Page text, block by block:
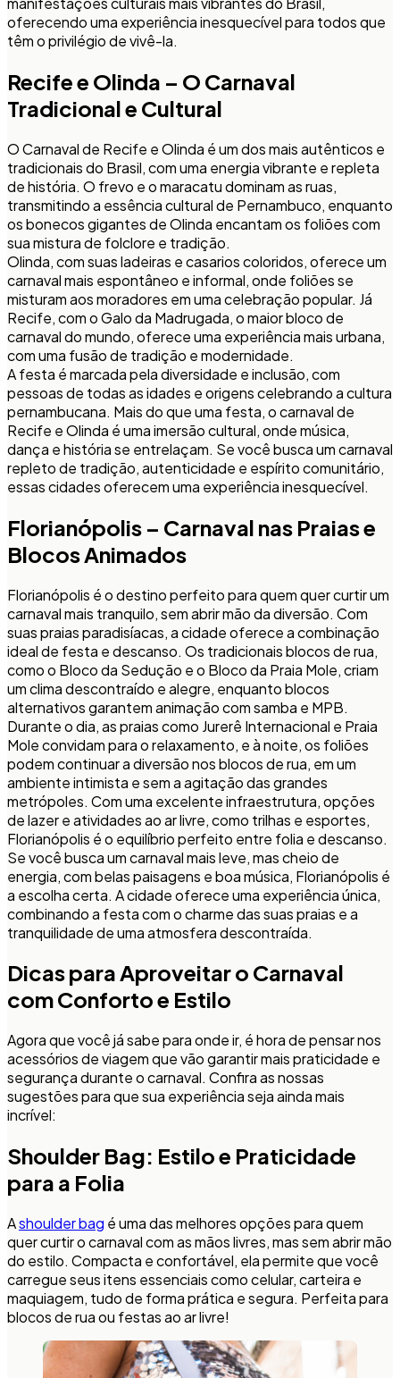
oferecendo uma experiência inesquecível para todos que
têm o privilégio de vivê-la.
Recife e Olinda – O Carnaval
Tradicional e Cultural
O Carnaval de Recife e Olinda é um dos mais autênticos e
tradicionais do Brasil, com uma energia vibrante e repleta
de história. O frevo e o maracatu dominam as ruas,
transmitindo a essência cultural de Pernambuco, enquanto
os bonecos gigantes de Olinda encantam os foliões com
sua mistura de folclore e tradição.
Olinda, com suas ladeiras e casarios coloridos, oferece um
carnaval mais espontâneo e informal, onde foliões se
misturam aos moradores em uma celebração popular. Já
Recife, com o Galo da Madrugada, o maior bloco de
carnaval do mundo, oferece uma experiência mais urbana,
com uma fusão de tradição e modernidade.
A festa é marcada pela diversidade e inclusão, com
pessoas de todas as idades e origens celebrando a cultura
pernambucana. Mais do que uma festa, o carnaval de
Recife e Olinda é uma imersão cultural, onde música,
dança e história se entrelaçam. Se você busca um carnaval
repleto de tradição, autenticidade e espírito comunitário,
essas cidades oferecem uma experiência inesquecível.
Florianópolis – Carnaval nas Praias e
Blocos Animados
Florianópolis é o destino perfeito para quem quer curtir um
carnaval mais tranquilo, sem abrir mão da diversão. Com
suas praias paradisíacas, a cidade oferece a combinação
ideal de festa e descanso. Os tradicionais blocos de rua,
como o Bloco da Sedução e o Bloco da Praia Mole, criam
um clima descontraído e alegre, enquanto blocos
alternativos garantem animação com samba e MPB.
Durante o dia, as praias como Jurerê Internacional e Praia
Mole convidam para o relaxamento, e à noite, os foliões
podem continuar a diversão nos blocos de rua, em um
ambiente intimista e sem a agitação das grandes
metrópoles. Com uma excelente infraestrutura, opções
de lazer e atividades ao ar livre, como trilhas e esportes,
Florianópolis é o equilíbrio perfeito entre folia e descanso.
Se você busca um carnaval mais leve, mas cheio de
energia, com belas paisagens e boa música, Florianópolis é
a escolha certa. A cidade oferece uma experiência única,
combinando a festa com o charme das suas praias e a
tranquilidade de uma atmosfera descontraída.
Dicas para Aproveitar o Carnaval
com Conforto e Estilo
Agora que você já sabe para onde ir, é hora de pensar nos
acessórios de viagem que vão garantir mais praticidade e
segurança durante o carnaval. Confira as nossas
sugestões para que sua experiência seja ainda mais
incrível:
Shoulder Bag: Estilo e Praticidade
para a Folia
Ashoulder bag é uma das melhores opções para quem
quer curtir o carnaval com as mãos livres, mas sem abrir mão
do estilo. Compacta e confortável, ela permite que você
carregue seus itens essenciais como celular, carteira e
maquiagem, tudo de forma prática e segura. Perfeita para
blocos de rua ou festas ao ar livre!